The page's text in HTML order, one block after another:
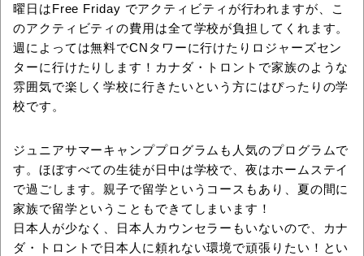
曜日はFree Friday でアクティビティが行われますが、こ
のアクティビティの費用は全て学校が負担してくれます。
週によっては無料でCNタワーに行けたりロジャーズセン
ターに行けたりします！カナダ・トロントで家族のような
雰囲気で楽しく学校に行きたいという方にはぴったりの学
校です。
ジュニアサマーキャンププログラムも人気のプログラムで
す。ほぼすべての生徒が日中は学校で、夜はホームステイ
で過ごします。親子で留学というコースもあり、夏の間に
家族で留学ということもできてしまいます！
日本人が少なく、日本人カウンセラーもいないので、カナ
ダ・トロントで日本人に頼れない環境で頑張りたい！とい